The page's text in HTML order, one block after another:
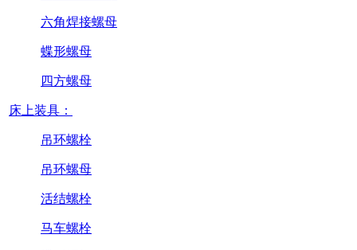
六角焊接螺母
蝶形螺母
四方螺母
床上装具：
吊环螺栓
吊环螺母
活结螺栓
马车螺栓